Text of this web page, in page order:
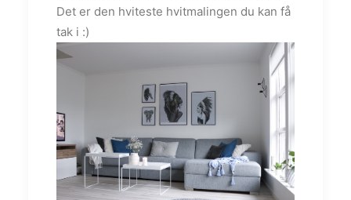
Det er den hviteste hvitmalingen du kan få
tak i :)